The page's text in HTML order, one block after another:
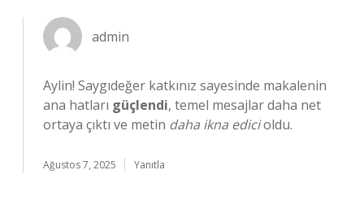
admin
Aylin! Saygıdeğer katkınız sayesinde makalenin
ana hatları güçlendi, temel mesajlar daha net
ortaya çıktı ve metin daha ikna edicioldu.
Ağustos 7, 2025 Yanıtla